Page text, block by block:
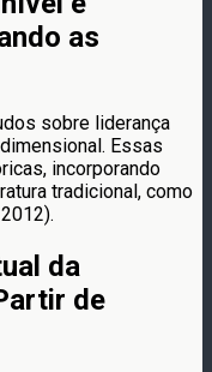
as
sobre liderança
Essas
incorporando
tradicional, como
da
de